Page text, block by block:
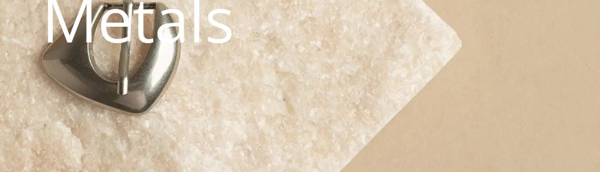
Metals